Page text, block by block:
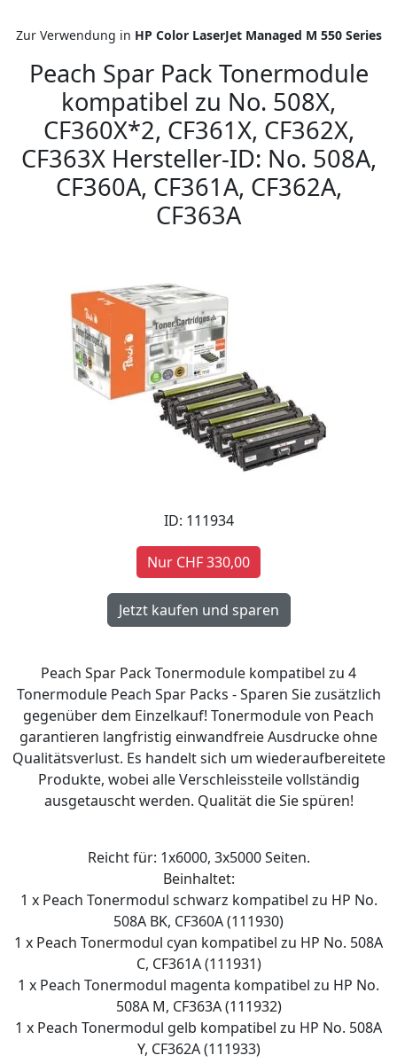
Zur Verwendung in HP Color LaserJet Managed M 550 Series
Peach Spar Pack Tonermodule
kompatibel zu No. 508X,
CF360X*2, CF361X, CF362X,
CF363X Hersteller-ID: No. 508A,
CF360A, CF361A, CF362A,
CF363A
ID: 111934
Nur CHF 330,00
Peach Spar Pack Tonermodule kompatibel zu 4
Tonermodule Peach Spar Packs - Sparen Sie zusätzlich
gegenüber dem Einzelkauf! Tonermodule von Peach
garantieren langfristig einwandfreie Ausdrucke ohne
Qualitätsverlust. Es handelt sich um wiederaufbereitete
Produkte, wobei alle Verschleissteile vollständig
ausgetauscht werden. Qualität die Sie spüren!
Reicht für: 1x6000, 3x5000 Seiten.
Beinhaltet:
1 x Peach Tonermodul schwarz kompatibel zu HP No.
508A BK, CF360A (111930)
1 x Peach Tonermodul cyan kompatibel zu HP No. 508A
C, CF361A (111931)
1 x Peach Tonermodul magenta kompatibel zu HP No.
508A M, CF363A (111932)
1 x Peach Tonermodul gelb kompatibel zu HP No. 508A
Y, CF362A (111933)